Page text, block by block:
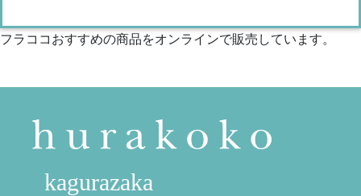
フラココおすすめの商品をオンラインで販売しています。
kagurazaka